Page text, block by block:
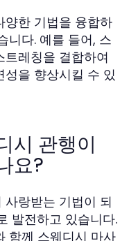
양한 기법을 융합하
니다. 예를 들어, 스
레칭을 결합하여
을 향상시킬 수 있
시 관행이
요?
랑받는 기법이 되
발전하고 있습니다.
함께 스웨디시 마사